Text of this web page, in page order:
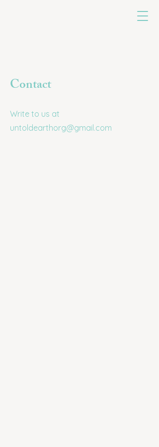
Contact
Write to us at
untoldearthorg@gmail.com